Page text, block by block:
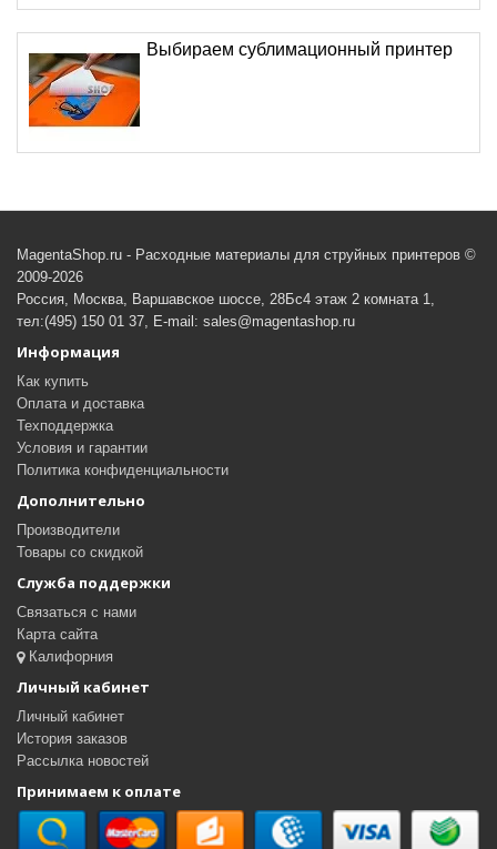
Выбираем сублимационный принтер
MagentaShop.ru - Расходные материалы для струйных принтеров ©
2009-2026
Россия, Москва, Варшавское шоссе, 28Бс4 этаж 2 комната 1,
тел:(495) 150 01 37, E-mail: sales@magentashop.ru
Информация
Как купить
Оплата и доставка
Техподдержка
Условия и гарантии
Политика конфиденциальности
Дополнительно
Производители
Товары со скидкой
Служба поддержки
Связаться с нами
Карта сайта
Калифорния
Личный кабинет
Личный кабинет
История заказов
Рассылка новостей
Принимаем к оплате